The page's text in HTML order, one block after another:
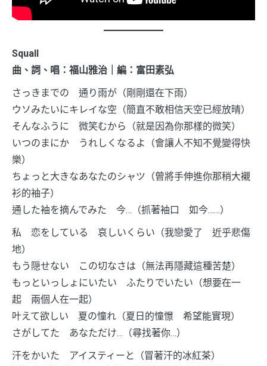
Squall
曲、詞、唱：福山雅治｜編：富田素弘
さっきまでの 通り雨が（剛剛還在下雨）
ウソみたいにキレイな空（簡直不敢相信天空已經放晴）
そんなふうに 微笑むから（就是因為你那樣的微笑）
いつのまにか うれしくなるよ（會讓人不知不覺變得快
樂）
ちょっと大きなあなたのシャツ（曾將手伸進你那稍大襯
衫的袖子）
通した袖を摘んでみた 今…（抓著袖口 如今……）
私 恋をしている 哀しいくらい（我戀愛了 近乎悲傷
地）
もう隠せない この切なさは（無法再隱藏這種苦楚）
もっといっしょにいたい ふたりでいたい（想要在一
起 兩個人在一起）
叶えて欲しい 夏の憧れ（夏日的憧憬 希望能實現）
さがしてた あなただけ…（尋找著你…）
汗をかいた アイスティーと（冒著汗的冰紅茶）